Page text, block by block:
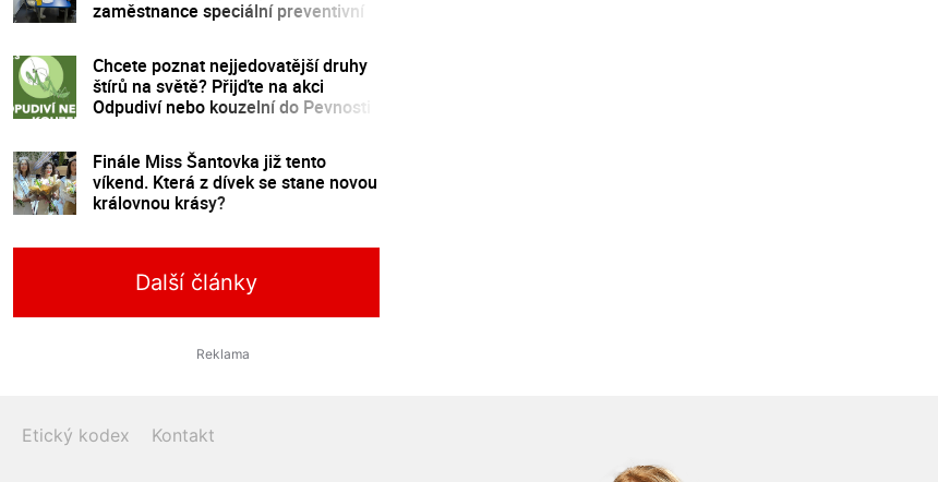
zaměstnance speciální preventivní
Chcete poznat nejjedovatější druhy
štírů na světě? Přijďte na akci
Odpudiví nebo kouzelní do Pevnosti
Finále Miss Šantovka již tento
víkend. Která z dívek se stane novou
královnou krásy?
Další články
Etický kodex Kontakt